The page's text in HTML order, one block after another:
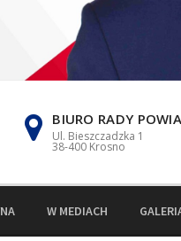
BIURO RADY
Ul. Bieszczadzka 1
38-400 Krosno
W MEDIACH